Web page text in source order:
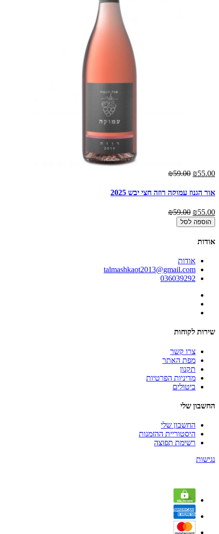
₪55.00
₪59.00
אור הגנוז עמוקה רוזה חצי יבש 2025
₪55.00
₪59.00
הוספה לסל
אודות
אודות
talmashkaot2013@gmail.com
036039292
שירות לקוחות
צרו קשר
מפת האתר
תקנון
מדיניות הפרטיות
ביטולים
החשבון שלי
החשבון שלי
היסטוריית ההזמנות
רשימת תפוצה
נגישות